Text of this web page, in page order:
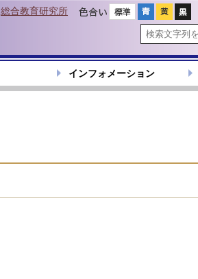
色合い
総合教育研究所
インフォメーション